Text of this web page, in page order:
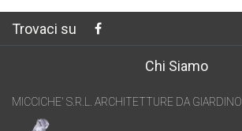
Trovaci su
Chi Siamo
MICCICHE' S.R.L. ARCHITETTURE DA GIARDINO